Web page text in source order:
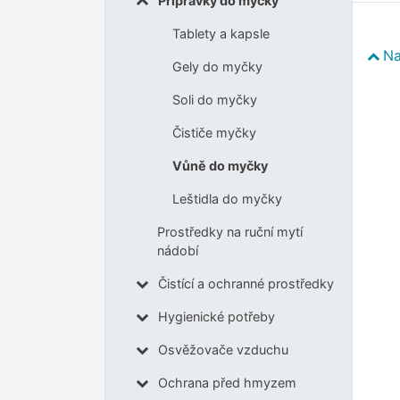
Tablety a kapsle
Gely do myčky
Soli do myčky
Čističe myčky
Vůně do myčky
Leštidla do myčky
Prostředky na ruční mytí
nádobí
Čistící a ochranné prostředky
Hygienické potřeby
Osvěžovače vzduchu
Ochrana před hmyzem